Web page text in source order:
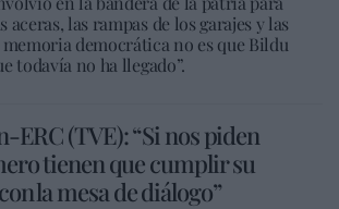
aceras, las rampas de los garajes y las
memoria democrática no es que Bildu
todavía no ha llegado”.
ERC (TVE): “Si nos piden
tienen que cumplir su
la mesa de diálogo”